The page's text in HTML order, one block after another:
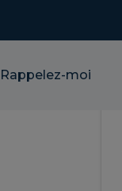
Rappelez-moi